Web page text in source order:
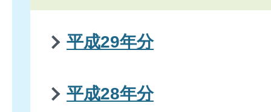
平成29年分
平成28年分